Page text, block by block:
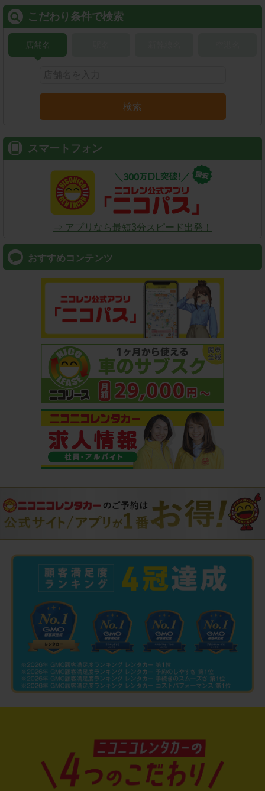
こだわり条件で検索
店舗名
検索
スマートフォン
⇒ アプリなら最短3分スピード出発！
おすすめコンテンツ